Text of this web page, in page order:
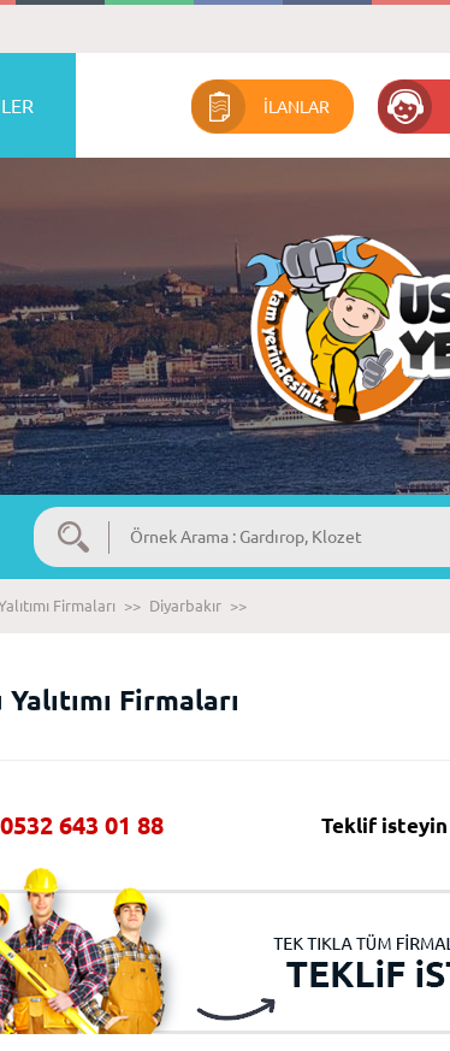
İLANLAR
Firmaları >> Diyarbakır >>
Firmaları
643 01 88 Teklif isteyin